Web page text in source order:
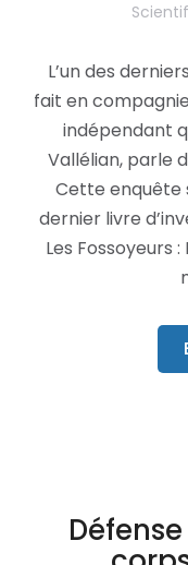
L’un des
fait en
indépendant
Vallélian, parle
Cette enquête
dernier livre
Les Fossoyeurs